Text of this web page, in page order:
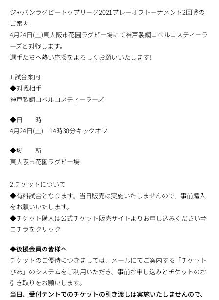
ジャパンラグビートップリーグ2021プレーオフトーナメント2回戦の
ご案内
4月24日(土)東大阪市花園ラグビー場にて神戸製鋼コベルコスティーラ
ーズと対戦します。
選手たちへ熱い応援をよろしくお願いいたします!
1.試合案内
◆対戦相手
神戸製鋼コベルコスティーラーズ
◆日 時
4月24日(土) 14時30分キックオフ
◆場 所
東大阪市花園ラグビー場
2.チケットについて
◆有料試合となります。当日販売は実施いたしませんので、事前購入
をお願いいたします。
◆チケット購入は公式チケット販売サイトよりお申し込みください⇒
コチラをクリック
◆後援会員の皆様へ
チケットのご優待につきましては、メールにてご案内する「チケット
ぴあ」のシステムをご利用いただき、事前お申し込みとチケットのお
引き取りをお願いします。
当日、受付テントでのチケットの引き渡しは実施いたしませんので、